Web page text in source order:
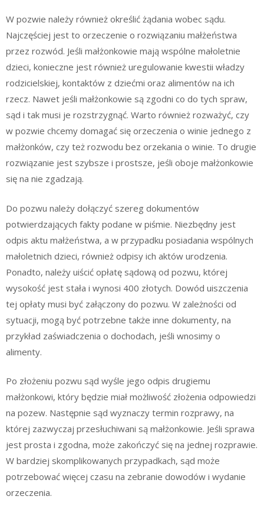
W pozwie należy również określić żądania wobec sądu.
Najczęściej jest to orzeczenie o rozwiązaniu małżeństwa
przez rozwód. Jeśli małżonkowie mają wspólne małoletnie
dzieci, konieczne jest również uregulowanie kwestii władzy
rodzicielskiej, kontaktów z dziećmi oraz alimentów na ich
rzecz. Nawet jeśli małżonkowie są zgodni co do tych spraw,
sąd i tak musi je rozstrzygnąć. Warto również rozważyć, czy
w pozwie chcemy domagać się orzeczenia o winie jednego z
małżonków, czy też rozwodu bez orzekania o winie. To drugie
rozwiązanie jest szybsze i prostsze, jeśli oboje małżonkowie
się na nie zgadzają.
Do pozwu należy dołączyć szereg dokumentów
potwierdzających fakty podane w piśmie. Niezbędny jest
odpis aktu małżeństwa, a w przypadku posiadania wspólnych
małoletnich dzieci, również odpisy ich aktów urodzenia.
Ponadto, należy uiścić opłatę sądową od pozwu, której
wysokość jest stała i wynosi 400 złotych. Dowód uiszczenia
tej opłaty musi być załączony do pozwu. W zależności od
sytuacji, mogą być potrzebne także inne dokumenty, na
przykład zaświadczenia o dochodach, jeśli wnosimy o
alimenty.
Po złożeniu pozwu sąd wyśle jego odpis drugiemu
małżonkowi, który będzie miał możliwość złożenia odpowiedzi
na pozew. Następnie sąd wyznaczy termin rozprawy, na
której zazwyczaj przesłuchiwani są małżonkowie. Jeśli sprawa
jest prosta i zgodna, może zakończyć się na jednej rozprawie.
W bardziej skomplikowanych przypadkach, sąd może
potrzebować więcej czasu na zebranie dowodów i wydanie
orzeczenia.